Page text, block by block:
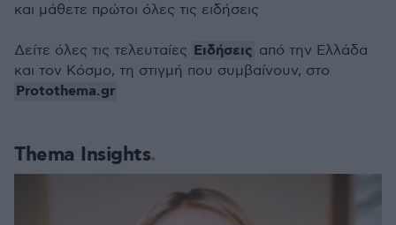
Thema Insights
και μάθετε πρώτοι όλες τις ειδήσεις
Δείτε όλες τις τελευταίες Ειδήσεις από την Ελλάδα
και τον Κόσμο, τη στιγμή που συμβαίνουν, στο
Protothema.gr